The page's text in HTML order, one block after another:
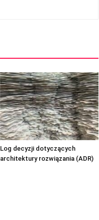
Log decyzji dotyczących
architektury rozwiązania (ADR)